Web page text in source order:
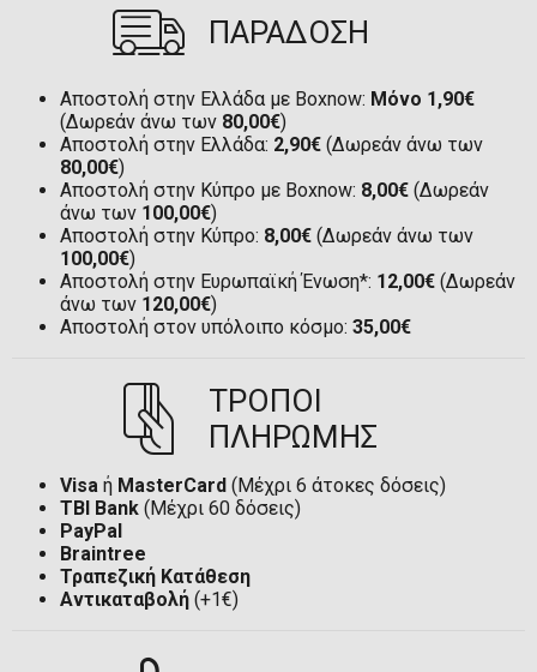
ΠΑΡΑΔΟΣΗ
Αποστολή στην Ελλάδα με Boxnow: Μόνο 1,90€
(Δωρεάν άνω των 80,00€)
Αποστολή στην Ελλάδα: 2,90€ (Δωρεάν άνω των
80,00€)
Αποστολή στην Κύπρο με Boxnow: 8,00€ (Δωρεάν
άνω των 100,00€)
Αποστολή στην Κύπρο: 8,00€ (Δωρεάν άνω των
100,00€)
Αποστολή στην Ευρωπαϊκή Ένωση*: 12,00€ (Δωρεάν
άνω των 120,00€)
Αποστολή στον υπόλοιπο κόσμο: 35,00€
ΤΡΟΠΟΙ
ΠΛΗΡΩΜΗΣ
Visa ή MasterCard (Μέχρι 6 άτοκες δόσεις)
TBI Bank (Μέχρι 60 δόσεις)
PayPal
Braintree
Τραπεζική Κατάθεση
Αντικαταβολή (+1€)